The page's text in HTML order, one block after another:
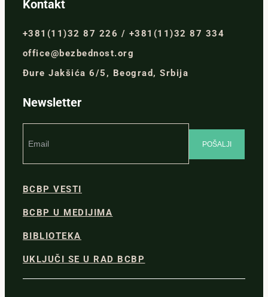
Kontakt
+381(11)32 87 226 / +381(11)32 87 334
office@bezbednost.org
Đure Jakšića 6/5, Beograd, Srbija
Newsletter
BCBP VESTI
BCBP U MEDIJIMA
BIBLIOTEKA
UKLJUČI SE U RAD BCBP